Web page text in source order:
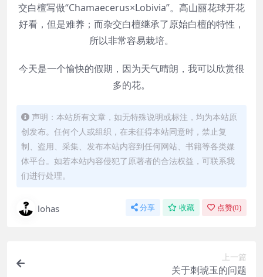
交白檀写做“Chamaecerus×Lobivia”。高山丽花球开花
好看，但是难养；而杂交白檀继承了原始白檀的特性，
所以非常容易栽培。
今天是一个愉快的假期，因为天气晴朗，我可以欣赏很
多的花。
声明：本站所有文章，如无特殊说明或标注，均为本站原
创发布。任何个人或组织，在未征得本站同意时，禁止复
制、盗用、采集、发布本站内容到任何网站、书籍等各类媒
体平台。如若本站内容侵犯了原著者的合法权益，可联系我
们进行处理。
lohas 分享 收藏 点赞(0)
上一篇
关于刺琥玉的问题